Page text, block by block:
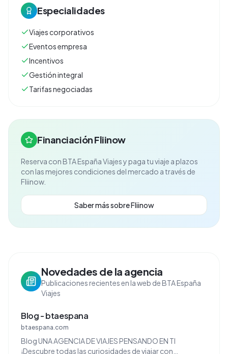
Especialidades
Viajes corporativos
Eventos empresa
Incentivos
Gestión integral
Tarifas negociadas
Financiación Fliinow
Reserva con BTA España Viajesy paga tu viaje a plazos
con las mejores condiciones del mercado a través de
Fliinow.
Saber más sobre Fliinow
Novedades de la agencia
Publicaciones recientes en la web de BTA España
Viajes
Blog - btaespana
btaespana.com
Blog UNA AGENCIA DE VIAJES PENSANDO EN TI
¡Descubre todas las curiosidades de viajar con